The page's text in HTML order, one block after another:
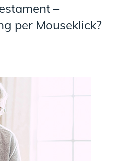
–
per Mouseklick?